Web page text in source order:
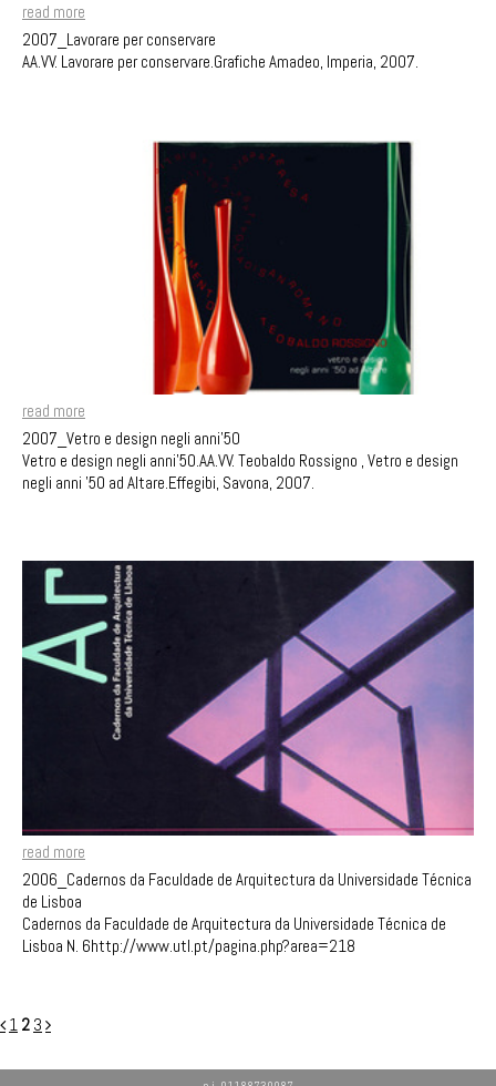
read more
2007_Lavorare per conservare
AA.VV. Lavorare per conservare.Grafiche Amadeo, Imperia, 2007.
read more
2007_Vetro e design negli anni'50
Vetro e design negli anni'50.AA.VV. Teobaldo Rossigno , Vetro e design
negli anni '50 ad Altare.Effegibi, Savona, 2007.
read more
2006_Cadernos da Faculdade de Arquitectura da Universidade Técnica
de Lisboa
Cadernos da Faculdade de Arquitectura da Universidade Técnica de
Lisboa N. 6http://www.utl.pt/pagina.php?area=218
1 2 3